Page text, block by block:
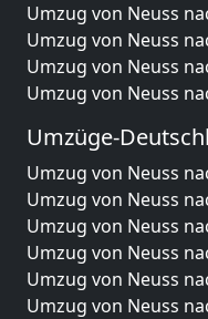
Umzug von Neuss
Umzug von Neuss
Umzug von Neuss
Umzug von Neuss
Umzüge-
Umzug von Neuss
Umzug von Neuss
Umzug von Neuss
Umzug von Neuss
Umzug von Neuss
Umzug von Neuss